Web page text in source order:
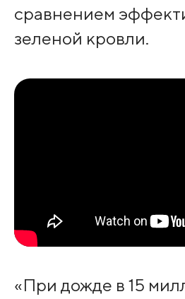
сравнением
зеленой кровли.
«При дожде в 15